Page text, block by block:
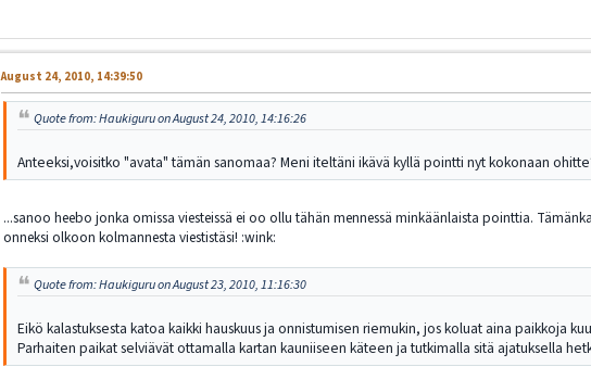
August 24, 2010, 14:39:50
Quote from: Haukiguru on August 24, 2010, 14:16:26
Anteeksi,voisitko "avata" tämän sanomaa? Meni iteltäni ikävä kyllä pointti nyt kokonaan
...sanoo heebo jonka omissa viesteissä ei oo ollu tähän mennessä minkäänlaista pointtia.
onneksi olkoon kolmannesta viestistäsi! :wink:
Quote from: Haukiguru on August 23, 2010, 11:16:30
Eikö kalastuksesta katoa kaikki hauskuus ja onnistumisen riemukin, jos koluat aina paikkoja
Parhaiten paikat selviävät ottamalla kartan kauniiseen käteen ja tutkimalla sitä ajatuksella